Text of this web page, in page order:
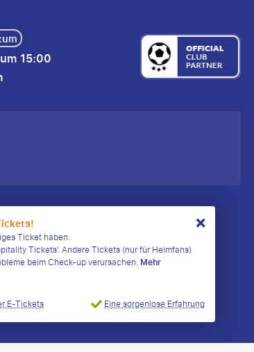
15:00
Ticket haben.
Tickets’. Andere Tickets (nur für Heimfans)
beim Check-up verursachen.Mehr
E-Tickets Eine sorgenlose Erfahrung